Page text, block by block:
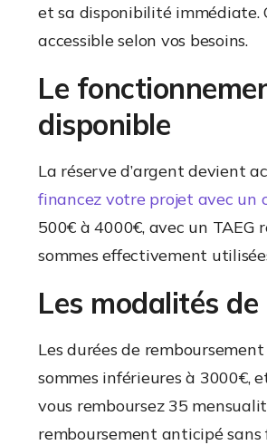
et sa disponibilité immédiate.
accessible selon vos besoins.
Le
disponible
La réserve d’argent devient
financez votre projet avec un
500€ à 4000€, avec un TAEG
sommes effectivement
Les modalités
Les durées de
sommes inférieures à 3000€,
vous remboursez 35
remboursement anticipé